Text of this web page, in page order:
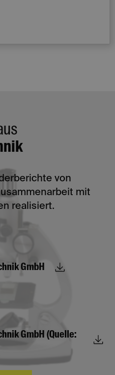
von
mit
realisiert.
GmbH
GmbH (Quelle: